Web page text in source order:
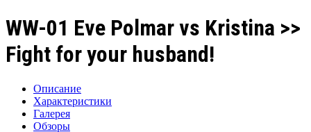
WW-01 Eve Polmar vs Kristina >>
Fight for your husband!
Описание
Характеристики
Галерея
Обзоры